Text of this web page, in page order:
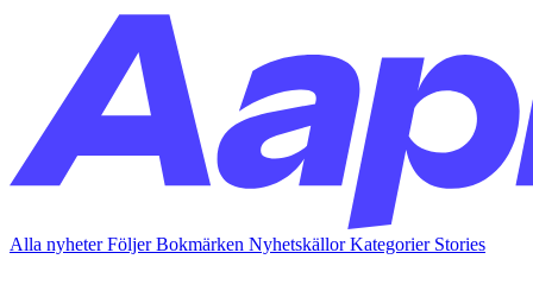
Alla nyheterFöljerBokmärken NyhetskällorKategorier Stories